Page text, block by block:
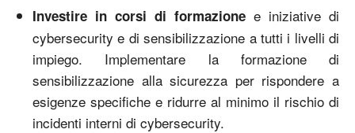
Investire in corsi di formazione e iniziative di
cybersecurity e di sensibilizzazione a tutti i livelli di
impiego. Implementare la formazione di
sensibilizzazione alla sicurezza per rispondere a
esigenze specifiche e ridurre al minimo il rischio di
incidenti interni di cybersecurity.